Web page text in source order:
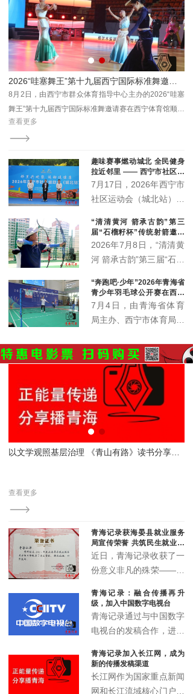
地游客齐聚葱湾村，共赏
花海盛景、共品乡土文
脉、共赴乡村文旅新盛
宴。
8月2日，由西宁市群众体育指导中心主办的2026“哇塞
舞王”第十九届西宁国际标准舞邀请赛在西宁体育馆顺利
收官。
查看更多
趣味赛事燃动城北 全民健身
拉近邻里 —— 西宁市社区运
动会城北站火热开赛
7月17日，2026年西宁市
社区运动会（城北站）在
开赛，350余名辖区各族
居民齐聚赛场，共赴家门
口的趣味运动之约。
“清清黄河 箭承古韵”第三
届“石榴籽杯”传统射箭邀请
赛开赛
2026年7月8日，“清清黄
河 箭承古韵”第三届“石榴
青海省第六届全民健身大
会西宁赛区射箭比赛在西
宁市城东区全民健身中心
“奔跑吧·少年”2026年青海省
青少年羽毛球公开赛在西宁
火热开赛 426名羽球少年逐
7月4日，由青海省体育
局主办、西宁市体育局承
年青海省青少年（学生）
羽毛球公开赛在西宁城西
体育公园正式挥拍开赛。
赛事以专业竞技为纽带，
为全省青少年羽毛球爱好
者搭建起交流切磋的优质
平台，同时进一步发掘储
备省内羽毛球后备人才，
查看更多
青海记录获海晏县就业服务
局宣传荣誉 共筑民生就业宣
传新篇
近日，青海记录收获了一
份意义非凡的殊荣——来
传鼓励荣誉证书。这一荣
誉不仅是对青海记录过往
宣传工作的高度认可，更
宣传事业发展的有力见
证。
青海记录：融合传播再升
级，加入中国数字电视台
青海记录通过与中国数字
电视台的发稿合作，进一
阵，实现了青海故事的多
渠道、多层次、多形态传
播，为高原地区文化传播
青海记录加入长江网，成为
新的传播发稿渠道
长江网作为国家重点新闻
网和长江流域核心门户，